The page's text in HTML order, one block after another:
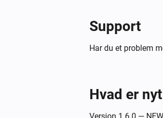
Enheden er
længdegrad
Apple Find My
Send besked:
Support
Har du et problem
Hvad er nyt